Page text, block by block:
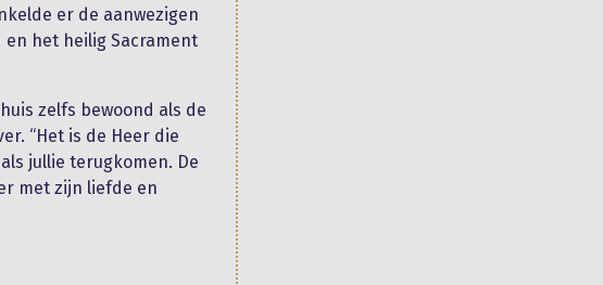
er de aanwezigen
en het heilig Sacrament
zelfs bewoond als de
“Het is de Heer die
jullie terugkomen. De
met zijn liefde en